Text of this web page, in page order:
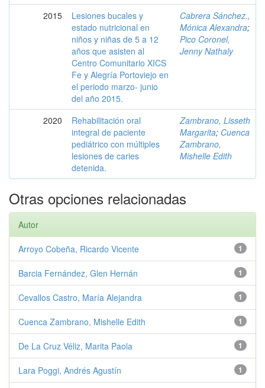
2015
Lesiones bucales y
estado nutricional en
niños y niñas de 5 a 12
años que asisten al
Centro Comunitario XICS
Fe y Alegría Portoviejo en
el periodo marzo- junio
del año 2015.
Cabrera Sánchez.,
Mónica Alexandra;
Pico Coronel,
Jenny Nathaly
2020
Rehabilitación oral
integral de paciente
pediátrico con múltiples
lesiones de caries
detenida.
Zambrano, Lisseth
Margarita; Cuenca
Zambrano,
Mishelle Edith
Otras opciones relacionadas
Autor
1
Arroyo Cobeña, Ricardo Vicente
1
Barcia Fernández, Glen Hernán
1
Cevallos Castro, María Alejandra
1
Cuenca Zambrano, Mishelle Edith
1
De La Cruz Véliz, Marita Paola
1
Lara Poggi, Andrés Agustín